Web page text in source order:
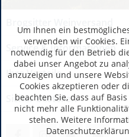
Service & Informationen
Ihre Vorteile
Sicher bestellen
Um Ihnen ein
verwenden wir Cookies.
notwendig für den Betrieb
dabei unser Angebot zu
anzuzeigen und unsere
Cookies akzeptieren oder
beachten Sie, dass auf
nicht mehr alle
stehen. Weitere